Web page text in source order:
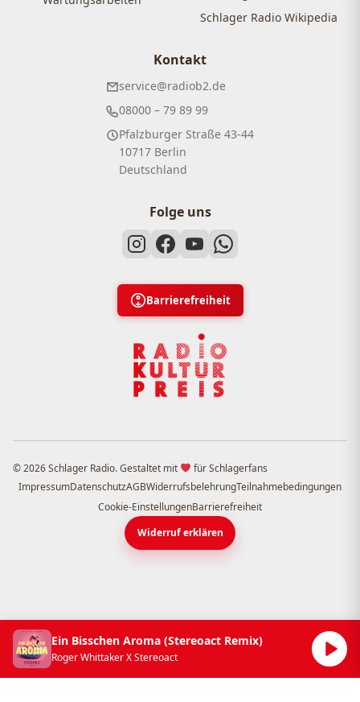
Schlager Radio Wikipedia
Kontakt
service@radiob2.de
08000 – 79 89 99
Pfalzburger Straße 43-44
10717 Berlin
Deutschland
Folge uns
Barrierefreiheit
© 2026 Schlager Radio. Gestaltet mit
für Schlagerfans
ImpressumDatenschutzAGBWiderrufsbelehrungTeilnahmebedingungen
Cookie-EinstellungenBarrierefreiheit
Widerruf erklären
Ein Bisschen Aroma (Stereoact Remix)
Roger Whittaker X Stereoact